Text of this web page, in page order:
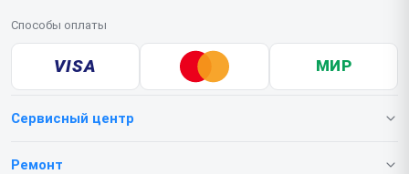
Способы оплаты
VISA МИР
Сервисный центр
О нашем сервисе
Ремонт